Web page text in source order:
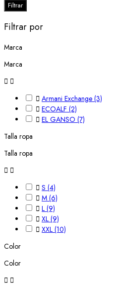
Filtrar
Filtrar por
Marca
Marca
 
 Armani Exchange (3)
 ECOALF (2)
 EL GANSO (7)
Talla ropa
Talla ropa
 
 S (4)
 M (6)
 L (9)
 XL (9)
 XXL (10)
Color
Color
 